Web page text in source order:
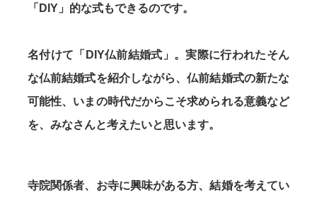
「DIY」的な式もできるのです。
名付けて「DIY仏前結婚式」。実際に行われたそん
な仏前結婚式を紹介しながら、仏前結婚式の新たな
可能性、いまの時代だからこそ求められる意義など
を、みなさんと考えたいと思います。
寺院関係者、お寺に興味がある方、結婚を考えてい